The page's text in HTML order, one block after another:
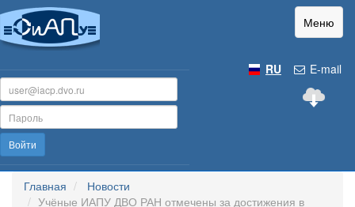
Меню
E-mail
RU
Войти
Главная
Новости
Учёные ИАПУ ДВО РАН отмечены за достижения в